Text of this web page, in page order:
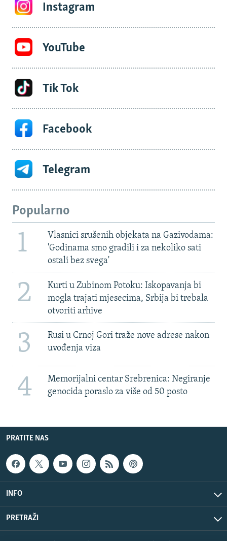
Instagram
YouTube
Tik Tok
Facebook
Telegram
Popularno
1
Vlasnici srušenih objekata na Gazivodama:
'Godinama smo gradili i za nekoliko sati
ostali bez svega'
2
Kurti u Zubinom Potoku: Iskopavanja bi
mogla trajati mjesecima, Srbija bi trebala
otvoriti arhive
3
Rusi u Crnoj Gori traže nove adrese nakon
uvođenja viza
4
Memorijalni centar Srebrenica: Negiranje
genocida poraslo za više od 50 posto
PRATITE NAS
INFO
PRETRAŽI